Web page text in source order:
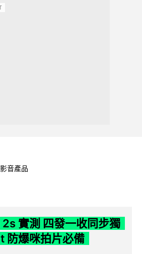
影音產品
實測 四發一收同步獨
防爆咪拍片必備